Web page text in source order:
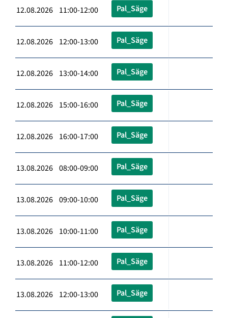
12.08.2026 11:00-12:00 Pal_Säge
12.08.2026 12:00-13:00 Pal_Säge
12.08.2026 13:00-14:00 Pal_Säge
12.08.2026 15:00-16:00 Pal_Säge
12.08.2026 16:00-17:00 Pal_Säge
13.08.2026 08:00-09:00 Pal_Säge
13.08.2026 09:00-10:00 Pal_Säge
13.08.2026 10:00-11:00 Pal_Säge
13.08.2026 11:00-12:00 Pal_Säge
13.08.2026 12:00-13:00 Pal_Säge